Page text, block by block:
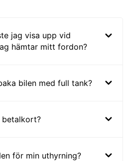
jag visa upp vid
hämtar mitt fordon?
bilen med full tank?
betalkort?
för min uthyrning?